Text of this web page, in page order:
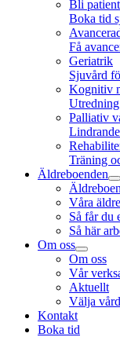
Bli
Boka tid
Få
Geriatrik
Sjuvård
Kognitiv
Palliativ
Träning
Äldreboenden
Våra
Så får du
Så här
Om oss
Om oss
Vår
Aktuellt
Välja
Kontakt
Boka tid